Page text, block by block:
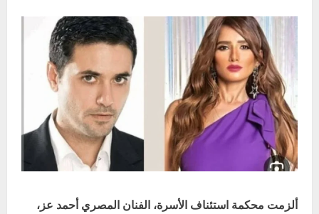
ألزمت محكمة استئناف الأسرة، الفنان المصري أحمد عز،